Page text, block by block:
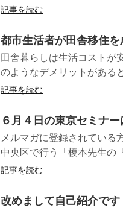
記事を読む
都市生活者が田舎移住
田舎暮らしは生活コストが
のようなデメリットがある
記事を読む
６月４日の東京セミナ
メルマガに登録されている
中央区で行う「榎本先生の
記事を読む
改めまして自己紹介です